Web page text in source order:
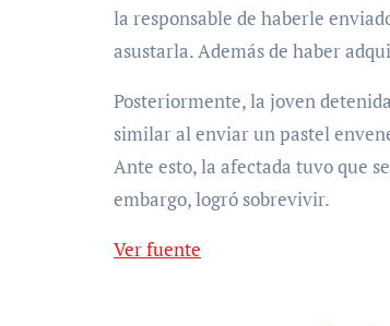
la responsable de haberle
asustarla. Además de haber
Posteriormente, la joven
similar al enviar un pastel
Ante esto, la afectada tuvo que
embargo, logró sobrevivir.
Ver fuente